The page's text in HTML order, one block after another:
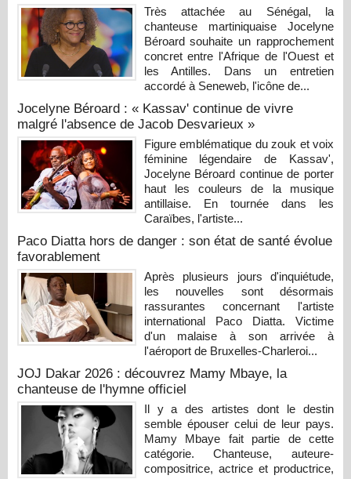
Très attachée au Sénégal, la
chanteuse martiniquaise Jocelyne
Béroard souhaite un rapprochement
concret entre l'Afrique de l'Ouest et
les Antilles. Dans un entretien
accordé à Seneweb, l'icône de...
Jocelyne Béroard : « Kassav' continue de vivre
malgré l'absence de Jacob Desvarieux »
Figure emblématique du zouk et voix
féminine légendaire de Kassav',
Jocelyne Béroard continue de porter
haut les couleurs de la musique
antillaise. En tournée dans les
Caraïbes, l'artiste...
Paco Diatta hors de danger : son état de santé évolue
favorablement
Après plusieurs jours d'inquiétude,
les nouvelles sont désormais
rassurantes concernant l'artiste
international Paco Diatta. Victime
d'un malaise à son arrivée à
l'aéroport de Bruxelles-Charleroi...
JOJ Dakar 2026 : découvrez Mamy Mbaye, la
chanteuse de l'hymne officiel
Il y a des artistes dont le destin
semble épouser celui de leur pays.
Mamy Mbaye fait partie de cette
catégorie. Chanteuse, auteure-
compositrice, actrice et productrice,